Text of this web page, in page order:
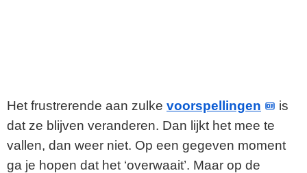
Het frustrerende aan zulke voorspellingen
is
dat ze blijven veranderen. Dan lijkt het mee te
vallen, dan weer niet. Op een gegeven moment
ga je hopen dat het ‘overwaait’. Maar op de